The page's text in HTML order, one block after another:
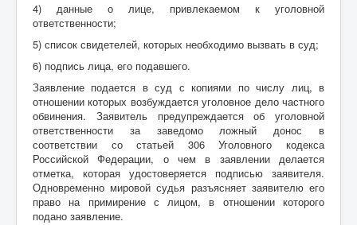
4) данные о лице, привлекаемом к уголовной
ответственности;
5) список свидетелей, которых необходимо вызвать в суд;
6) подпись лица, его подавшего.
Заявление подается в суд с копиями по числу лиц, в
отношении которых возбуждается уголовное дело частного
обвинения. Заявитель предупреждается об уголовной
ответственности за заведомо ложный донос в
соответствии со статьей 306 Уголовного кодекса
Российской Федерации, о чем в заявлении делается
отметка, которая удостоверяется подписью заявителя.
Одновременно мировой судья разъясняет заявителю его
право на примирение с лицом, в отношении которого
подано заявление.